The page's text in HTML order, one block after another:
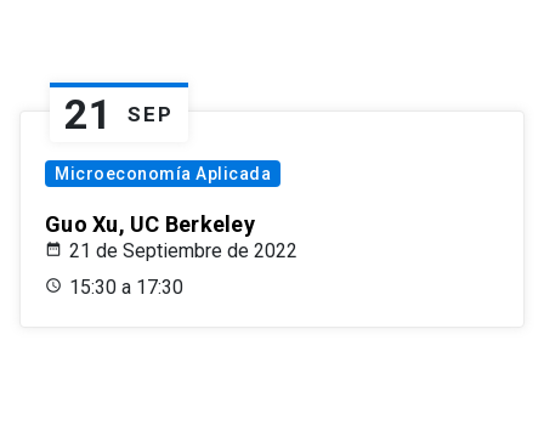
21 SEP
Microeconomía Aplicada
Guo Xu, UC Berkeley
21 de Septiembre de 2022
15:30 a 17:30